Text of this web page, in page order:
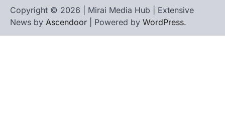
Copyright © 2026 | Mirai Media Hub | Extensive
News by Ascendoor | Powered by WordPress.